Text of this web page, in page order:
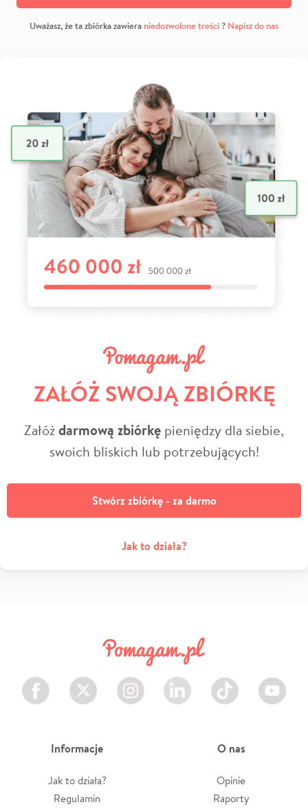
Uważasz, że ta zbiórka zawiera niedozwolone treści? Napisz do nas
ZAŁÓŻ SWOJĄ ZBIÓRKĘ
Załóżdarmową zbiórkę pieniędzy dla siebie,
swoich bliskich lub potrzebujących!
Stwórz zbiórkę - za darmo
Jak to działa?
Facebook Twitter Instagram LinkedIn TikTok Youtube
Informacje
Jak to działa?
Regulamin
O nas
Opinie
Raporty